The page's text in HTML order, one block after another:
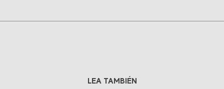
LEA TAMBIÉN